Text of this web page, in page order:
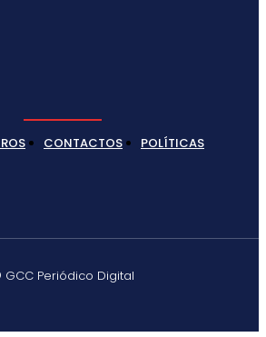
CONTACTOS POLÍTICAS
GCC Periódico Digital